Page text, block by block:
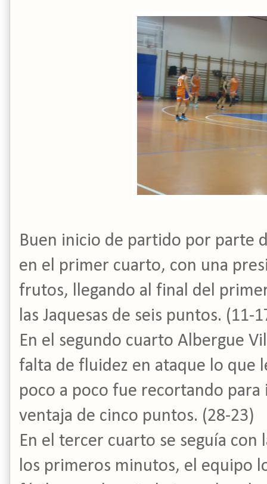
Buen inicio de partido por parte
en el primer cuarto, con una
frutos, llegando al final del
las Jaquesas de seis puntos. (11-
En el segundo cuarto Albergue
falta de fluidez en ataque lo que
poco a poco fue recortando para
ventaja de cinco puntos. (28-23)
En el tercer cuarto se seguía
los primeros minutos, el equipo